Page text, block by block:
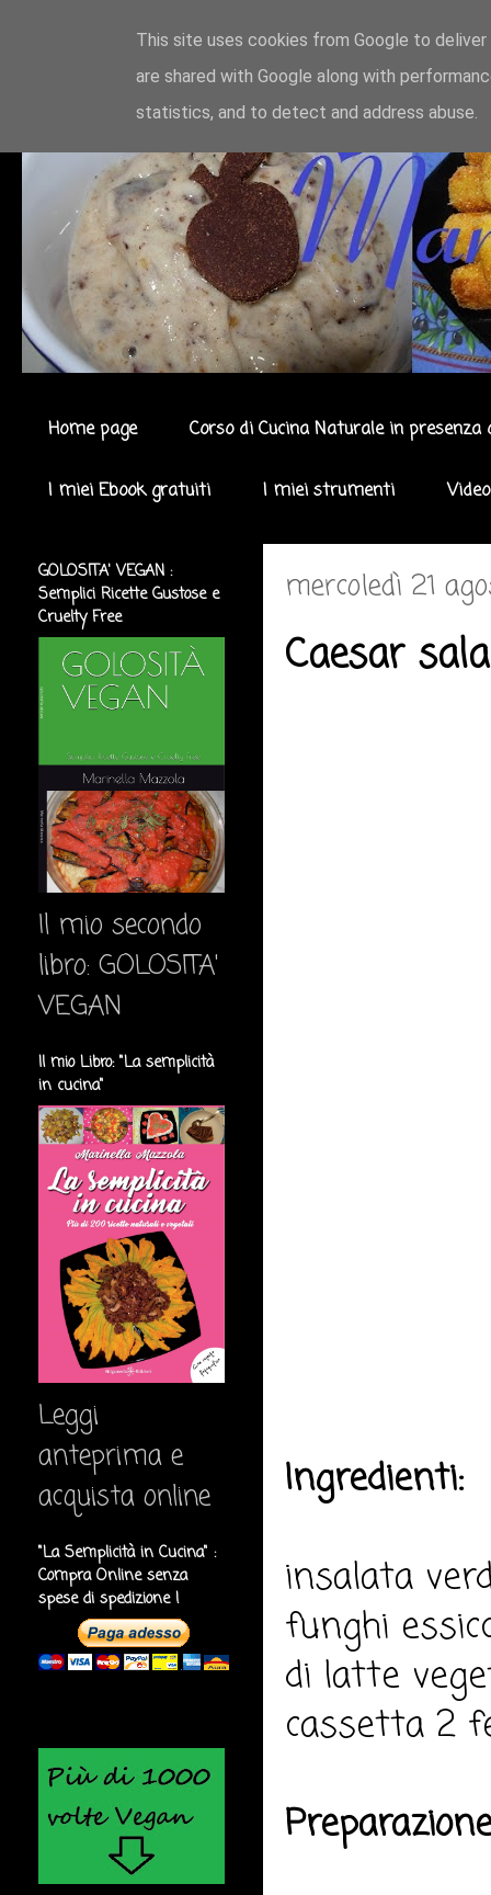
Home page Corso di Cucina Naturale in presenza
I miei Ebook gratuiti I miei strumenti
mercoledì 21
Caesar
Ingredienti:
insalata
funghi
di latte
cassetta 2
GOLOSITA' VEGAN :
Semplici Ricette Gustose e
Cruelty Free
Il mio secondo
libro: GOLOSITA'
VEGAN
Il mio Libro: "La semplicità
in cucina"
Leggi
anteprima e
acquista online
"La Semplicità in Cucina" :
Compra Online senza
spese di spedizione !
This site uses cookies from Google to
are shared with Google along with
statistics, and to detect and address abuse.